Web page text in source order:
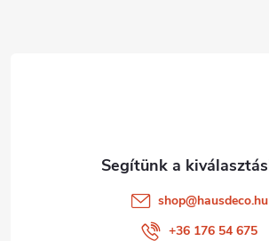
shop@hausdeco.hu
+36 176 54 675